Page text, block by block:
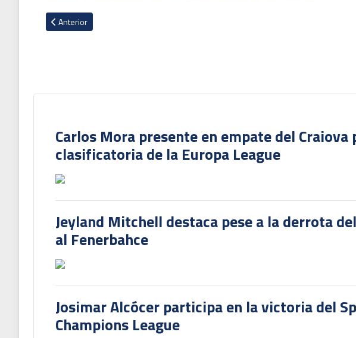
Artículo anterior: AUDIO: El costarricense Elian Quesada del Arsenal y las razones para
Anterior
Carlos Mora presente en empate del Craiova
clasificatoria de la Europa League
Jeyland Mitchell destaca pese a la derrota
al Fenerbahce
Josimar Alcócer participa en la victoria del
Champions League